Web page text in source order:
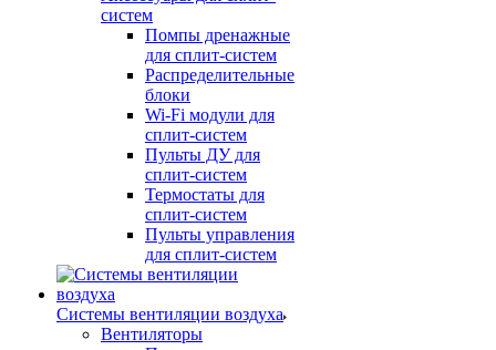
систем
Помпы дренажные
для сплит-систем
Распределительные
блоки
Wi-Fi модули для
сплит-систем
Пульты ДУ для
сплит-систем
Термостаты для
сплит-систем
Пульты управления
для сплит-систем
Системы вентиляции воздуха
Вентиляторы